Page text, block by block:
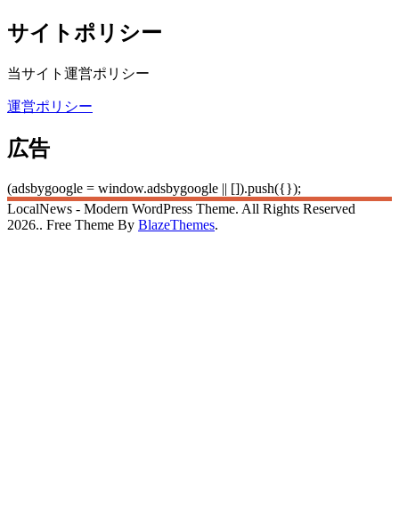
サイトポリシー
当サイト運営ポリシー
運営ポリシー
広告
(adsbygoogle = window.adsbygoogle || []).push({});
LocalNews - Modern WordPress Theme. All Rights Reserved
2026.. Free Theme By BlazeThemes.